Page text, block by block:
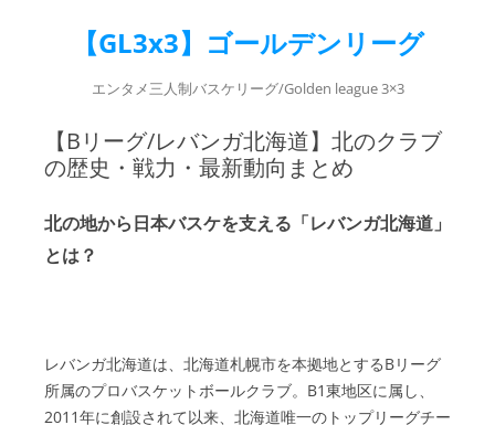
【GL3x3】ゴールデンリーグ
エンタメ三人制バスケリーグ/Golden league 3×3
【Bリーグ/レバンガ北海道】北のクラブ
の歴史・戦力・最新動向まとめ
北の地から日本バスケを支える「レバンガ北海道」
とは？
レバンガ北海道は、北海道札幌市を本拠地とするBリーグ
所属のプロバスケットボールクラブ。B1東地区に属し、
2011年に創設されて以来、北海道唯一のトップリーグチー